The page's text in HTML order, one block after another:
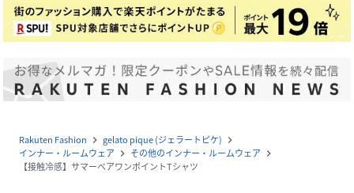
Rakuten Fashion navigate_next gelato pique (ジェラートピケ) navigate_next
インナー・ルームウェア navigate_next その他のインナー・ルームウェア navigate_next
【接触冷感】サマーベアワンポイントTシャツ